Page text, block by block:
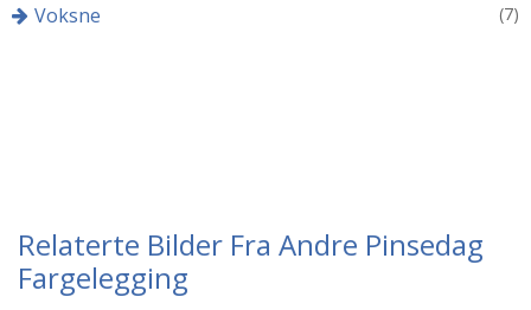
Voksne (7)
Relaterte Bilder Fra Andre Pinsedag
Fargelegging